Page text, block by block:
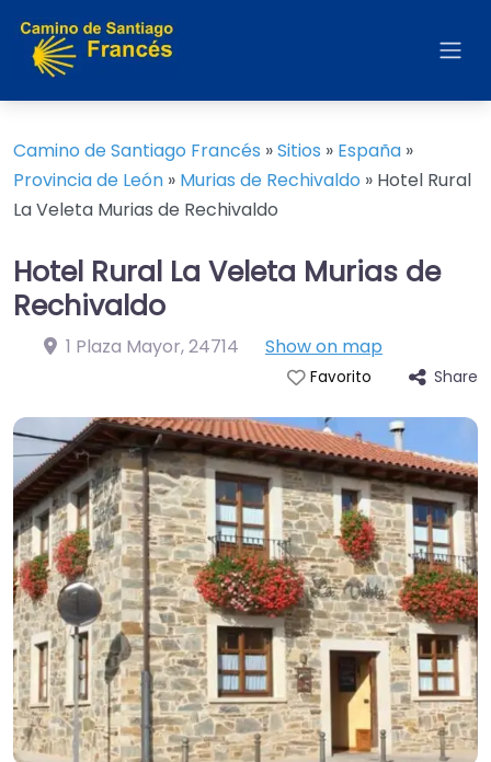
Camino de Santiago Francés »Sitios » España »
Provincia de León » Murias de Rechivaldo » Hotel Rural
La Veleta Murias de Rechivaldo
Hotel Rural La Veleta Murias de
Rechivaldo
1 Plaza Mayor,24714 Show on map
Favorito Share